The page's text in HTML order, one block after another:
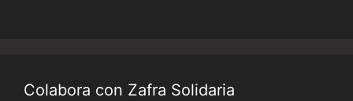
Colabora con Zafra Solidaria